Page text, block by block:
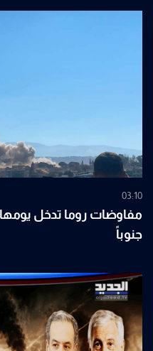
03:10
مفاوضات روما تدخل يومها
جنوباً